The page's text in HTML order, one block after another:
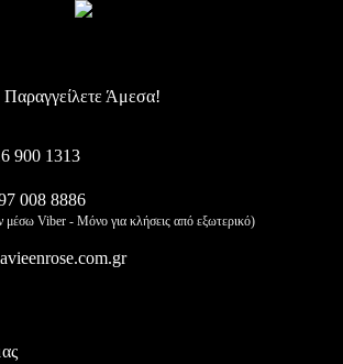
Άμεσα!
900 1313
008 8886
Viber - Μόνο για κλήσεις από εξωτερικό)